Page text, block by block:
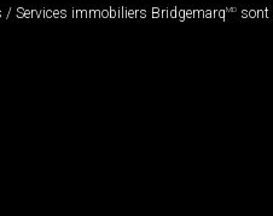
/ Services immobiliers BridgemarqMD sont